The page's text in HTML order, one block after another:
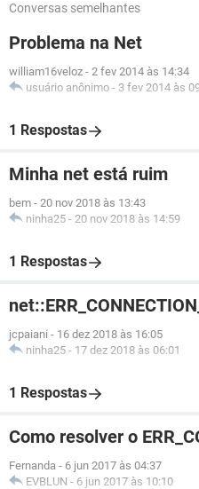
Conversas semelhantes
Problema na Net
william16veloz - 2 fev 2014 às 14:34
usuário anônimo - 3 fev 2014 às
1 Respostas
Minha net está ruim
bem - 20 nov 2018 às 13:43
ninha25 - 20 nov 2018 às 14:59
1 Respostas
jcpaiani - 16 dez 2018 às 16:05
ninha25 - 17 dez 2018 às 06:01
1 Respostas
Como resolver o
Fernanda - 6 jun 2017 às 04:37
EVBLUN - 6 jun 2017 às 10:10